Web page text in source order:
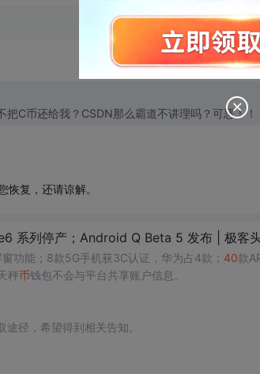
C币还给我？CSDN那么霸道不讲理吗？可恶！！
复，还请谅解。
系列停产；Android Q Beta 5 发布 | 极客
功能；8款5G手机获3C认证，华为占4款； 40款
秤币钱包不会与平台共享账户信息。
途径，希望得到相关告知。